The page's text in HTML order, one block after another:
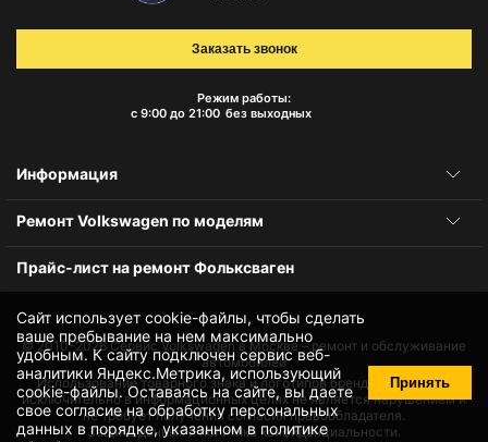
Сайт использует cookie-файлы, чтобы сделать
ваше пребывание на нем максимально
удобным. К cайту подключен сервис веб-
аналитики Яндекс.Метрика, использующий
cookie-файлы. Оставаясь на сайте, вы даете
своесогласие на обработку персональных
данных в порядке, указанном в политике
Принять
Режим работы:
с 9:00 до 21:00 без выходных
Заказать звонок
Информация
Ремонт Volkswagen по моделям
Прайс-лист на ремонт Фольксваген
© 2010-2026Сервис Volkswagen в Москве – ремонт и обслуживание
автомобилей
Использование товарного знака и логотипов бренда происходит
исключительно в информационных целях не является нарушением и
не требует получения согласия правообладателя.
Защита данных и политика конфиденциальности.